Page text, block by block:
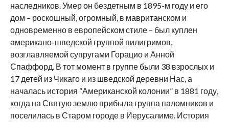
наследников. Умер он бездетным в 1895-м году и его
дом – роскошный, огромный, в мавританском и
одновременно в европейском стиле – был куплен
американо-шведской группой пилигримов,
возглавляемой супругами Горацио и Анной
Спаффорд. В тот момент в группе были 38 взрослых и
17 детей из Чикаго и из шведской деревни Нас, а
началась история “Американской колонии” в 1881 году,
когда на Святую землю прибыла группа паломников и
поселилась в Старом городе в Иерусалиме. История